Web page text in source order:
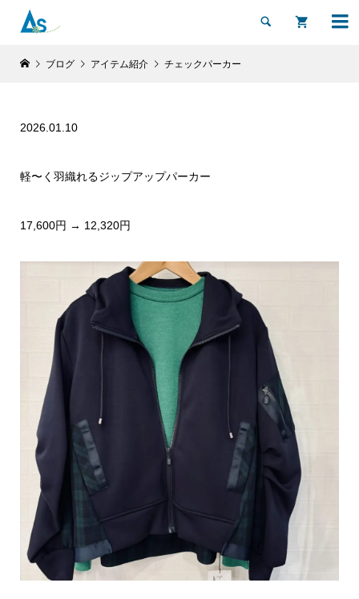
 
ブログ アイテム紹介 チェックパーカー
2026.01.10
軽〜く羽織れるジップアップパーカー
17,600円 → 12,320円